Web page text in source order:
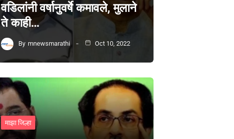
वडिलांनी वर्षानुवर्षे कमावले, मुलाने
ते काही…
By mnewsmarathi Oct 10, 2022
माझा जिल्हा